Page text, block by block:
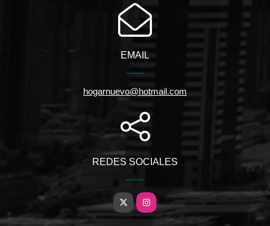
EMAIL
hogarnuevo@hotmail.com
REDES SOCIALES
X Instagram